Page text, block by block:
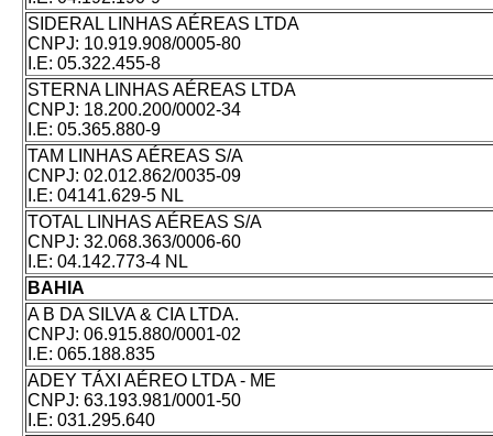
SIDERAL LINHAS AÉREAS LTDA
CNPJ: 10.919.908/0005-80
I.E: 05.322.455-8
STERNA LINHAS AÉREAS LTDA
CNPJ: 18.200.200/0002-34
I.E: 05.365.880-9
TAM LINHAS AÉREAS S/A
CNPJ: 02.012.862/0035-09
I.E: 04141.629-5 NL
TOTAL LINHAS AÉREAS S/A
CNPJ: 32.068.363/0006-60
I.E: 04.142.773-4 NL
BAHIA
A B DA SILVA & CIA LTDA.
CNPJ: 06.915.880/0001-02
I.E: 065.188.835
ADEY TÁXI AÉREO LTDA - ME
CNPJ: 63.193.981/0001-50
I.E: 031.295.640